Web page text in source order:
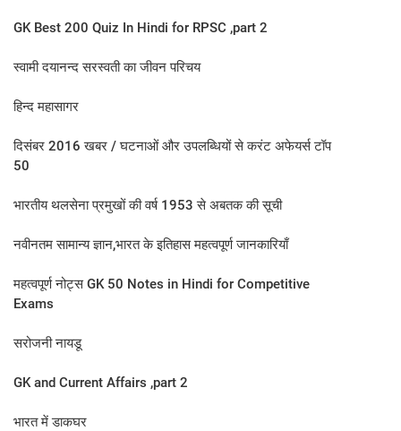
GK Best 200 Quiz In Hindi for RPSC ,part 2
स्‍वामी दयानन्‍द सरस्‍वती का जीवन परिचय
हिन्द महासागर
दिसंबर 2016 खबर / घटनाओं और उपलब्धियों से करंट अफेयर्स टॉप
50
भारतीय थलसेना प्रमुखों की वर्ष 1953 से अबतक की सूची
नवीनतम सामान्य ज्ञान,भारत के इतिहास महत्वपूर्ण जानकारियाँ
महत्वपूर्ण नोट्स GK 50 Notes in Hindi for Competitive
Exams
सरोजनी नायडू
GK and Current Affairs ,part 2
भारत में डाकघर